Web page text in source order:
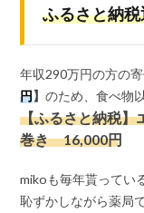
ふるさと納
年収290万円の方の寄
円】のため、食べ物
【ふるさと納税】
巻き 16,000円
mikoも毎年貰ってい
恥ずかしながら薬局